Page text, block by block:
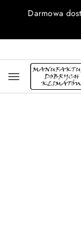
Przejdź do
Przejdź do
Przejdź do
Przejdź do
Przejdź do
Przejdź do
Darmowa